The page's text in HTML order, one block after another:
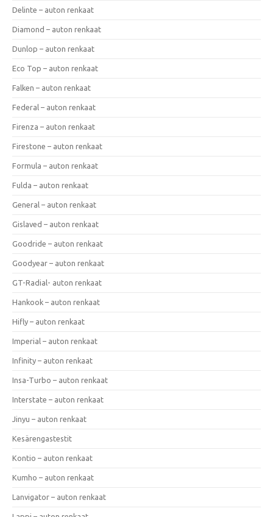
Delinte – auton renkaat
Diamond – auton renkaat
Dunlop – auton renkaat
Eco Top – auton renkaat
Falken – auton renkaat
Federal – auton renkaat
Firenza – auton renkaat
Firestone – auton renkaat
Formula – auton renkaat
Fulda – auton renkaat
General – auton renkaat
Gislaved – auton renkaat
Goodride – auton renkaat
Goodyear – auton renkaat
GT-Radial- auton renkaat
Hankook – auton renkaat
Hifly – auton renkaat
Imperial – auton renkaat
Infinity – auton renkaat
Insa-Turbo – auton renkaat
Interstate – auton renkaat
Jinyu – auton renkaat
Kesärengastestit
Kontio – auton renkaat
Kumho – auton renkaat
Lanvigator – auton renkaat